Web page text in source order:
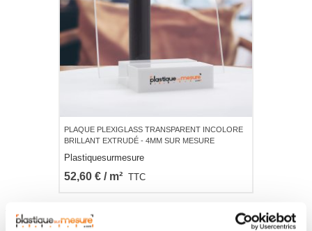
PLAQUE PLEXIGLASS TRANSPARENT INCOLORE
BRILLANT EXTRUDÉ - 4MM SUR MESURE
Plastiquesurmesure
52,60 € / m² TTC